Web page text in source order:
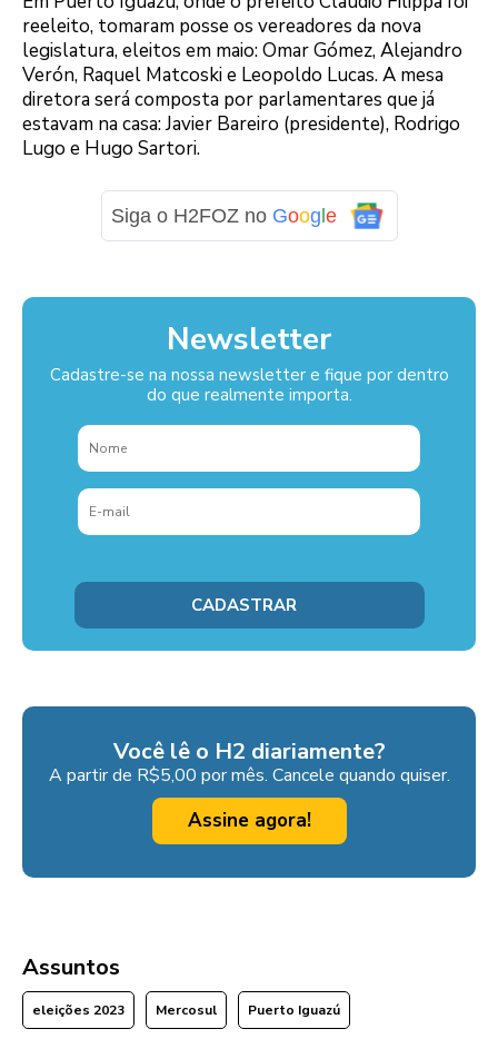
reeleito, tomaram posse os vereadores da nova
legislatura, eleitos em maio: Omar Gómez, Alejandro
Verón, Raquel Matcoski e Leopoldo Lucas. A mesa
diretora será composta por parlamentares que já
estavam na casa: Javier Bareiro (presidente), Rodrigo
Lugo e Hugo Sartori.
Siga o H2FOZ no Google
Newsletter
Cadastre-se na nossa newsletter e fique por dentro
do que realmente importa.
Você lê o H2 diariamente?
A partir de R$5,00 por mês. Cancele quando quiser.
Assine agora!
Assuntos
eleições 2023 Mercosul Puerto Iguazú